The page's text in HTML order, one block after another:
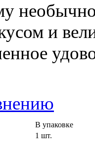
и
В упаковке
1 шт.